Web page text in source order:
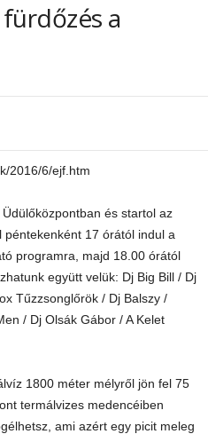
a
2016/6/ejf.htm
és startol az
17 órától indul a
programra, majd 18.00 órától
együtt velük: Dj Big Bill / Dj
Tűzzsonglőrök / Dj Balszy /
/ Dj Olsák Gábor / A Kelet
1800 méter mélyről jön fel 75
termálvizes medencéiben
ami azért egy picit meleg